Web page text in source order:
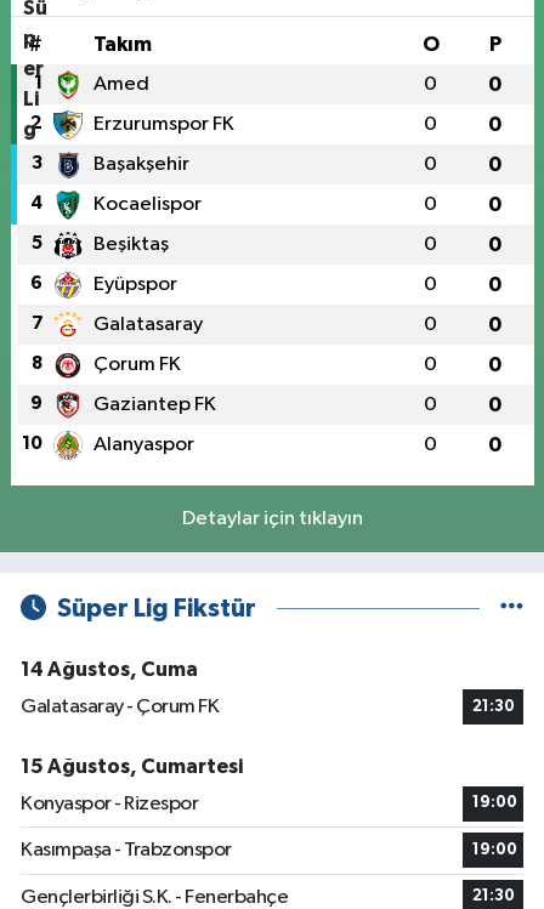
# Takım O P
1 Amed 0 0
2 Erzurumspor FK 0 0
3 Başakşehir 0 0
4 Kocaelispor 0 0
5 Beşiktaş 0 0
6 Eyüpspor 0 0
7 Galatasaray 0 0
8 Çorum FK 0 0
9 Gaziantep FK 0 0
10 Alanyaspor 0 0
Detaylar için tıklayın
Süper Lig Fikstür
14 Ağustos, Cuma
Galatasaray - Çorum FK
21:30
15 Ağustos, Cumartesi
Konyaspor - Rizespor
19:00
Kasımpaşa - Trabzonspor 19:00
Gençlerbirliği S.K. - Fenerbahçe 21:30